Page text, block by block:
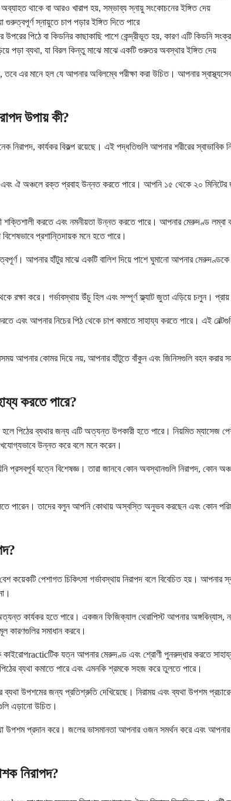
থাকে বা আরও খারাপ হয়, সম্ভাব্য স্নায়ু সংকোচনের ইঙ্গিত দেয়
গুরুত্বপূর্ণ স্নায়ুতে চাপ পড়ার ইঙ্গিত দিতে পারে
পিঠে বা কিডনির কাছাকাছি পাশে কেন্দ্রীভূত হয়, কারণ এটি কিডনি
পড়া ব্যথা, যা বিরল কিন্তু মাঝে মাঝে একটি গুরুতর অবস্থার ইঙ্গিত দেয়
এর মানে হল যে আপনার অবিলম্বে পরীক্ষা করা উচিত। আপনার
উপায় কী?
নিরাপদ, কার্যকর বিকল্প রয়েছে। এই পদ্ধতিগুলি আপনার শরীরের
ঐ অঞ্চলে রক্ত ​​প্রবাহ উন্নত করতে পারে। আপনি ১৫ থেকে ২০ মিনিটের
শক্তিশালী করতে এবং নমনীয়তা উন্নত করতে পারে। আপনার মেরুদণ্ড
প্রশান্তিদায়ক মনে হতে পারে।
আপনার হাঁটুর মাঝে একটি বালিশ দিয়ে পাশে ঘুমানো আপনার
রক্ষা করে। গর্ভাবস্থায় উঁচু হিল এবং সম্পূর্ণ ফ্ল্যাট জুতা এড়িয়ে চলুন।
এবং আপনার নিচের পিঠ থেকে চাপ কমাতে সাহায্য করতে পারে। এই
আপনার কোমর দিয়ে নয়, আপনার হাঁটুতে বাঁকুন এবং জিনিসগুলি বহন
করতে পারে?
হলে পিঠের ব্যথার জন্য এটি অত্যন্ত উপকারী হতে পারে। নিয়মিত ম্যাসেজ
উন্নত করে বলে মনে করেন।
প্রসবপূর্ব যত্নে বিশেষজ্ঞ। তারা জানবে কোন অবস্থানগুলি নিরাপদ,
পারেন। তাদের বলুন আপনি কোথায় অস্বস্তি অনুভব করছেন এবং কোন
কয়েকটি পেশাগত চিকিৎসা গর্ভাবস্থায় নিরাপদ বলে বিবেচিত হয়। আপনার
কার্যকর হতে পারে। একজন ফিজিক্যাল থেরাপিস্ট আপনার
কারণগুলির সমাধান করবে।
যত্ন আপনার মেরুদণ্ড এবং শ্রোণী পুনরুদ্ধার করতে
ব্যথা কমাতে পারে এবং এমনকি শ্রমকে সহজ করে তুলতে পারে।
ব্যথা উপশমের জন্য প্রতিশ্রুতি দেখিয়েছে। নিরাময় এবং ব্যথা উপশম
এড়ানো উচিত।
উপশম প্রদান করে। জলের ভাসমানতা আপনার ওজন সমর্থন করে এবং
নিরাপদ?